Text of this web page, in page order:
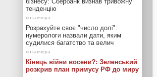
тенденцію
Розрахуйте своє "число долі":
нумерологи назвали дати, яким
судилися багатство та велич
Кінець війни восени?: Зеленський
розкрив план примусу РФ до миру